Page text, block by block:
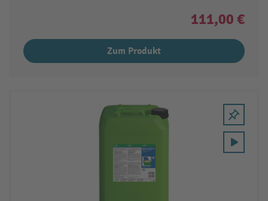
111,00 €
Zum Produkt